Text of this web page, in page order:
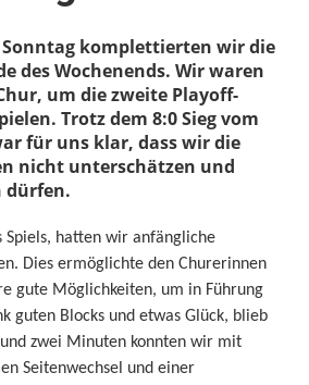
komplettierten wir die
des Wochenends. Wir waren
um die zweite Playoff-
Trotz dem 8:0 Sieg vom
für uns klar, dass wir die
nicht unterschätzen und
dürfen.
Spiels, hatten wir anfängliche
Dies ermöglichte den Churerinnen
gute Möglichkeiten, um in Führung
guten Blocks und etwas Glück, blieb
zwei Minuten konnten wir mit
Seitenwechsel und einer